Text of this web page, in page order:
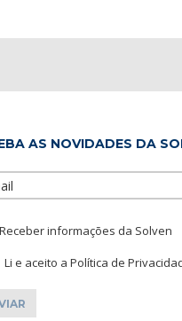
AS NOVIDADES DA
Receber informações da Solven
Li e aceito a Política de